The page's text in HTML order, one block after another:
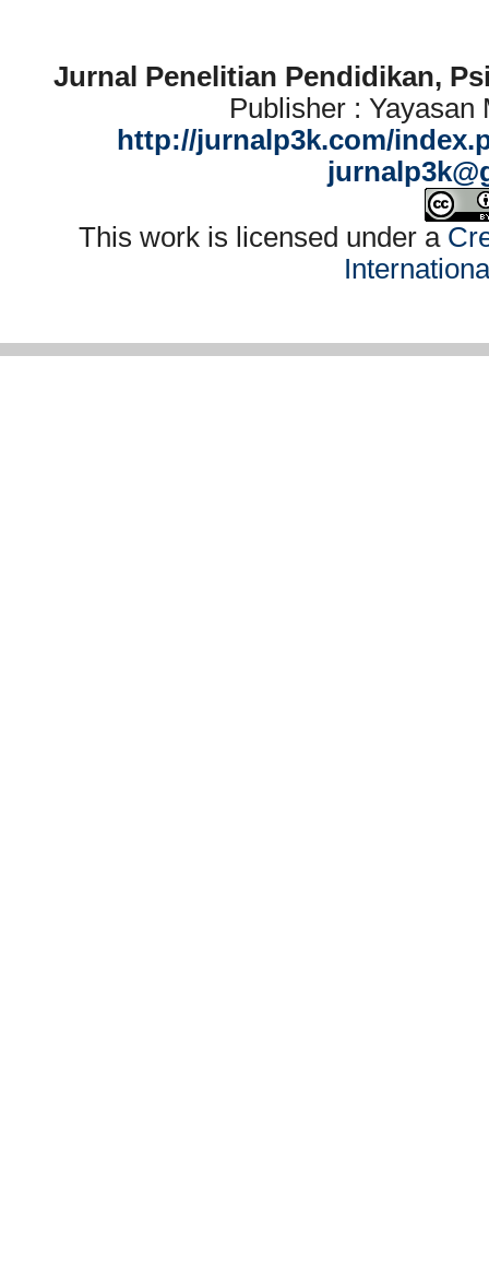
Jurnal Penelitian Pendidikan,
Publisher : Yayasan
http://jurnalp3k.com/
This work is licensed under a